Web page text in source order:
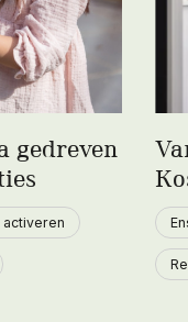
gedreven
activeren